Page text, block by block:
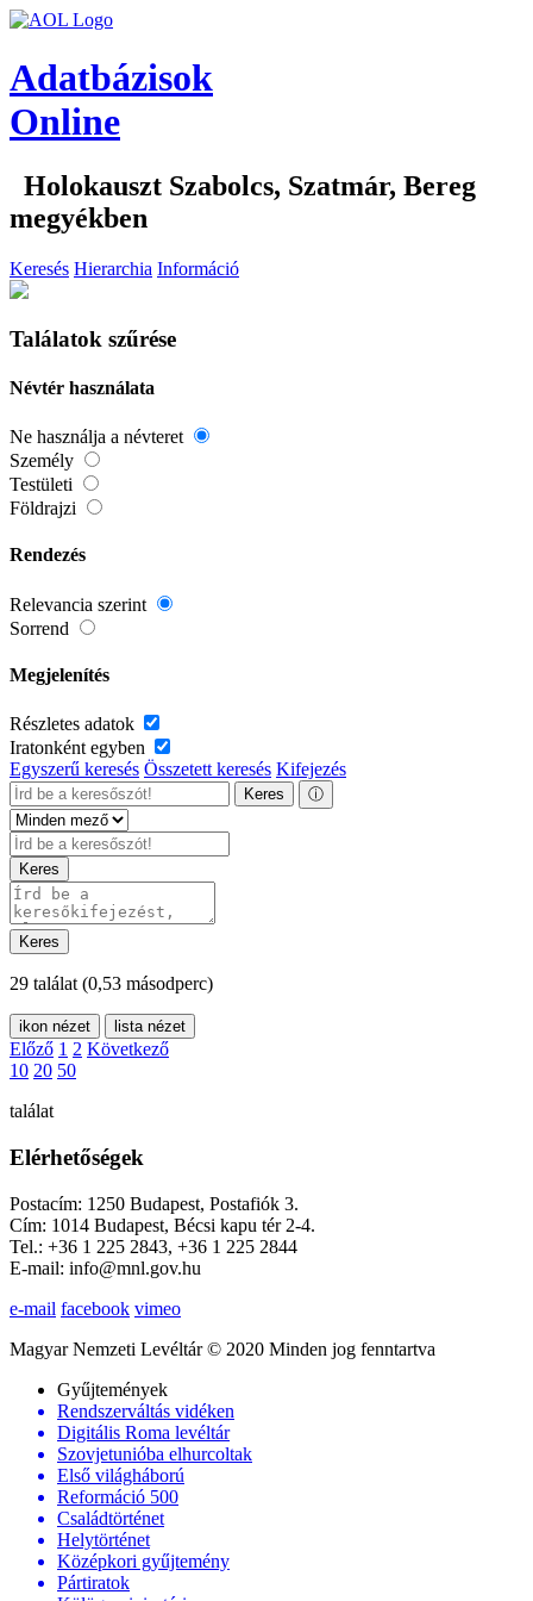
Adatbázisok
Online
Holokauszt Szabolcs, Szatmár, Bereg
megyékben
Keresés Hierarchia Információ
Találatok szűrése
Névtér használata
Ne használja a névteret
Személy
Testületi
Földrajzi
Rendezés
Relevancia szerint
Sorrend
Megjelenítés
Részletes adatok
Iratonként egyben
Egyszerű keresés Összetett keresés Kifejezés
Keres ⓘ
Keres
Keres
29 találat (0,53 másodperc)
ikon nézet lista nézet
Előző 1 2 Következő
10 20 50
találat
Elérhetőségek
Postacím: 1250 Budapest, Postafiók 3.
Cím: 1014 Budapest, Bécsi kapu tér 2-4.
Tel.: +36 1 225 2843, +36 1 225 2844
E-mail: info@mnl.gov.hu
e-mail facebook vimeo
Magyar Nemzeti Levéltár © 2020 Minden jog fenntartva
Gyűjtemények
Rendszerváltás vidéken
Digitális Roma levéltár
Szovjetunióba elhurcoltak
Első világháború
Reformáció 500
Családtörténet
Helytörténet
Középkori gyűjtemény
Pártiratok